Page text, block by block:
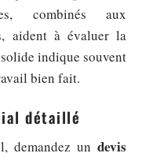
combinés aux
aident à évaluer la
indique souvent
bien fait.
détaillé
demandez un devis